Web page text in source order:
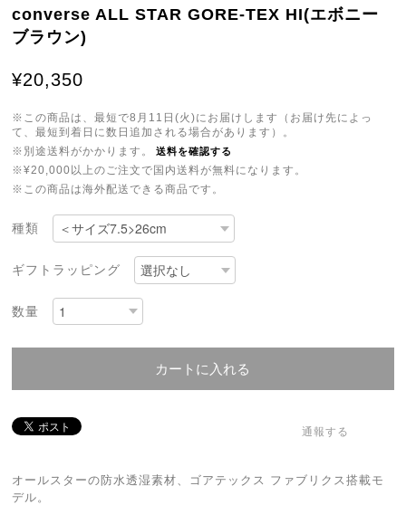
converse ALL STAR GORE-TEX HI(エボニー
ブラウン)
¥20,350
※この商品は、最短で8月11日(火)にお届けします（お届け先によっ
て、最短到着日に数日追加される場合があります）。
※別途送料がかかります。
送料を確認する
※¥20,000以上のご注文で国内送料が無料になります。
※この商品は海外配送できる商品です。
種類
ギフトラッピング
数量
カートに入れる
通報する
オールスターの防水透湿素材、ゴアテックス ファブリクス搭載モ
デル。